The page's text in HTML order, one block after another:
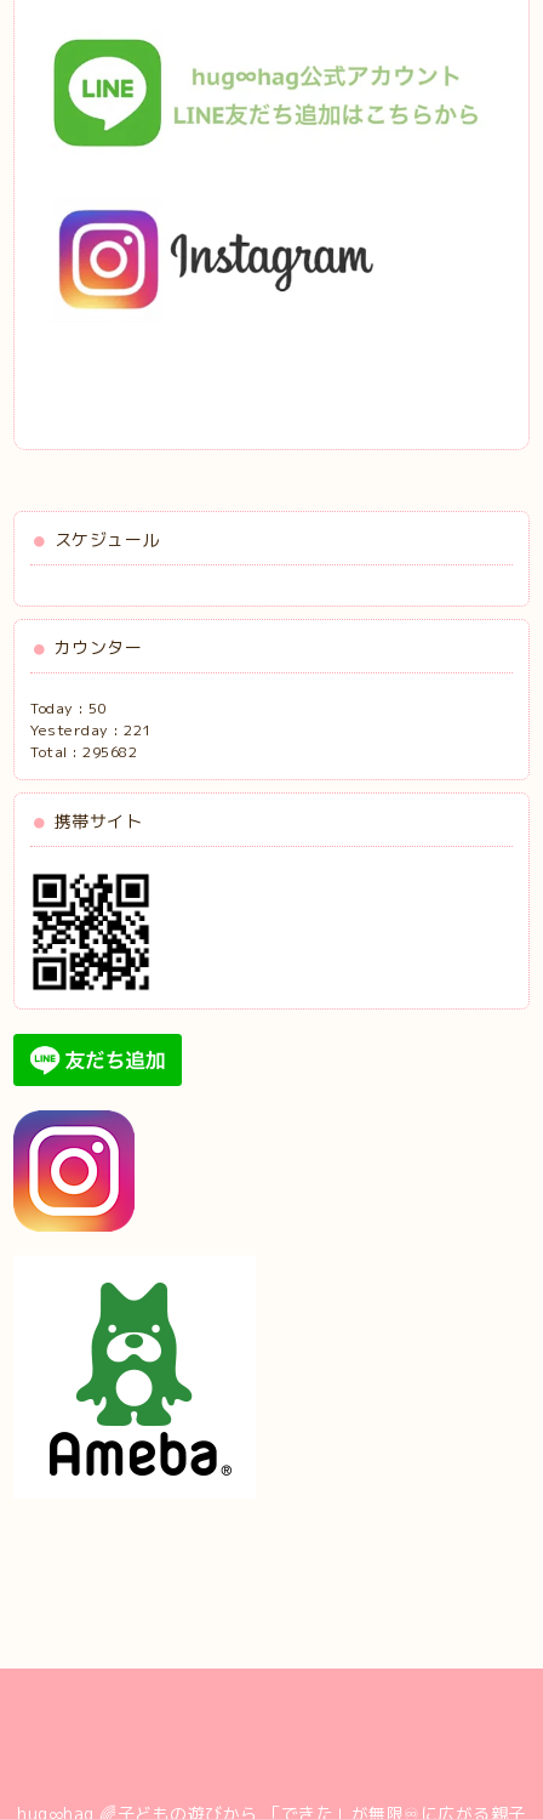
スケジュール
カウンター
Today :50
Yesterday :221
Total :295682
携帯サイト
hug∞hag 🌈子どもの遊びから 「できた」が無限♾に広がる親子